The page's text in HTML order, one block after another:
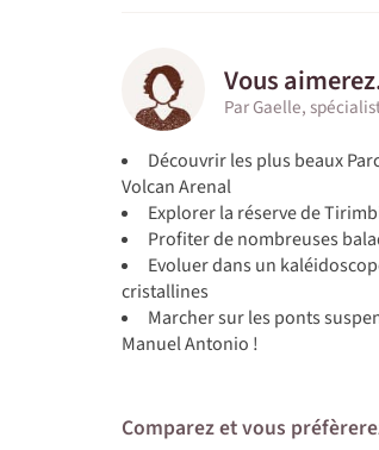
Vous
Par Gaelle,
Découvrir les plus beaux
Volcan Arenal
Explorer la réserve de
Profiter de nombreuses
Evoluer dans un
cristallines
Marcher sur les ponts
Manuel Antonio !
Comparez et vous